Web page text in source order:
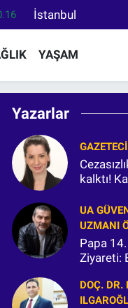
%70
İstanbul
YAŞAM
Yazarlar
kalktı!
UA
UZMANI
Papa 14.
Ziyareti:
DOÇ. DR.